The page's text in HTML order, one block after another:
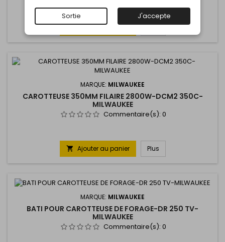
Ajouter au panier Plus
MARQUE: MILWAUKEE
CAROTTEUSE 350MM FILAIRE 2800W-DCM2 350C-
MILWAUKEE
Commentaire(s): 0
 Ajouter au panier Plus
MARQUE: MILWAUKEE
BATI POUR CAROTTEUSE DE FORAGE-DR 250 TV-
MILWAUKEE
Commentaire(s): 0
Sortie J'accepte